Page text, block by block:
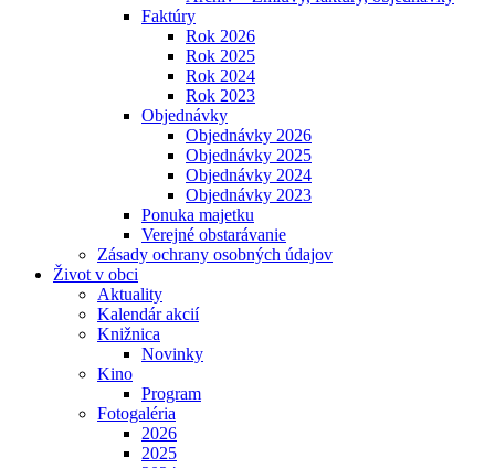
Faktúry
Rok 2026
Rok 2025
Rok 2024
Rok 2023
Objednávky
Objednávky 2026
Objednávky 2025
Objednávky 2024
Objednávky 2023
Ponuka majetku
Verejné obstarávanie
Zásady ochrany osobných údajov
Život v obci
Aktuality
Kalendár akcií
Knižnica
Novinky
Kino
Program
Fotogaléria
2026
2025